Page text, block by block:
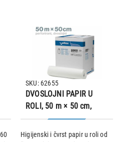
DVOSLOJNI PAPIR U
ROLI, 50 m × 50 cm,
perforirani
Higijenski i čvrst papir u roli od
SKU: 62655